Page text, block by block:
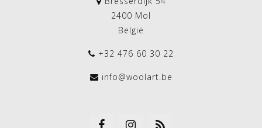
2400 Mol
België
+32 476 60 30 22
info@woolart.be